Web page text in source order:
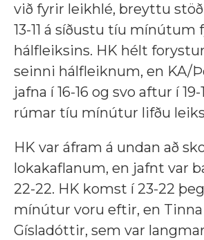
við fyrir leikhlé, breyttu
13-11 á síðustu tíu mínútum
hálfleiksins. HK hélt
seinni hálfleiknum, en KA/
jafna í 16-16 og svo aftur í
rúmar tíu mínútur lifðu
HK var áfram á undan að
lokakaflanum, en jafnt var
22-22. HK komst í 23-22
mínútur voru eftir, en Tinna
Gísladóttir, sem var